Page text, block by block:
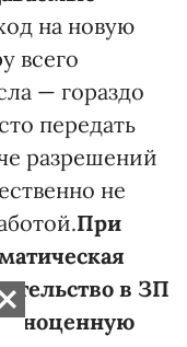
на новую
всего
— гораздо
передать
разрешений
не
При
в ЗП